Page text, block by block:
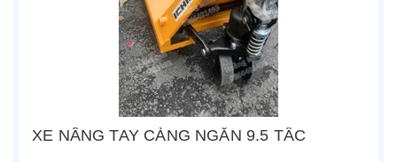
XE NÂNG TAY CÀNG NGẮN 9.5 TẤC